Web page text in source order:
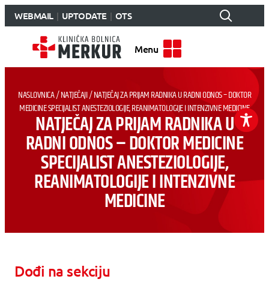
WEBMAIL UPTODATE OTS
Menu
NASLOVNICA/NATJEČAJI/NATJEČAJ ZA PRIJAM RADNIKA U RADNI ODNOS – DOKTOR
MEDICINE SPECIJALIST ANESTEZIOLOGIJE, REANIMATOLOGIJE I INTENZIVNE MEDICINE
NATJEČAJ ZA PRIJAM RADNIKA U
RADNI ODNOS – DOKTOR MEDICINE
SPECIJALIST ANESTEZIOLOGIJE,
REANIMATOLOGIJE I INTENZIVNE
MEDICINE
Dođi na sekciju